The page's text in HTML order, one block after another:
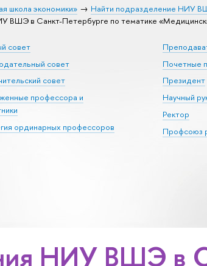
школа экономики» Найти подразделение НИУ
ВШЭ в Санкт-Петербурге по тематике
совет
совет
совет
профессора и
ординарных профессоров
Почетные
Президент
Научный
Ректор
Профсоюз
НИУ ВШЭ в